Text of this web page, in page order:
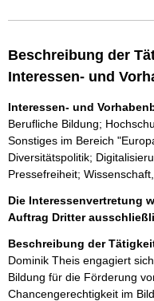
Beschreibung der
Interessen- und
Interessen- und
Berufliche Bildung;
Sonstiges im Bereich
Diversitätspolitik;
Pressefreiheit;
Die Interessenvertretung
Auftrag Dritter
Beschreibung der
Dominik Theis engagiert
Bildung für die Förderung
Chancengerechtigkeit im